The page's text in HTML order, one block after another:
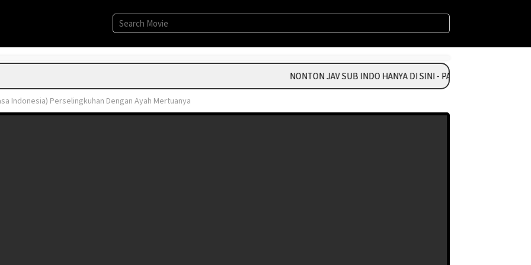
NONTON JAV SUB INDO HANYA DI SINI - PASANG IKLAN HUBUNGI
Indonesia) Perselingkuhan Dengan Ayah Mertuanya